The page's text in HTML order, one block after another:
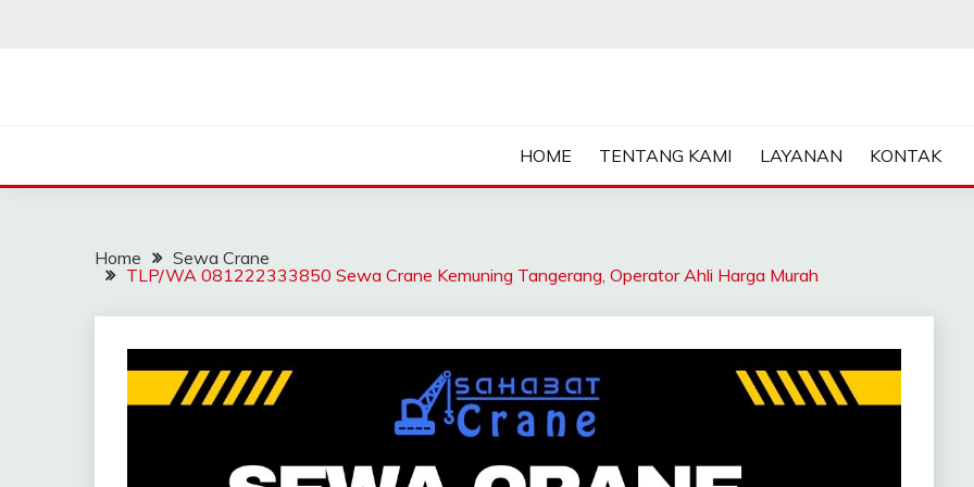
HOME TENTANG KAMI LAYANAN KONTAK
Home
Sewa Crane
TLP/WA 081222333850 Sewa Crane Kemuning Tangerang, Operator Ahli Harga Murah